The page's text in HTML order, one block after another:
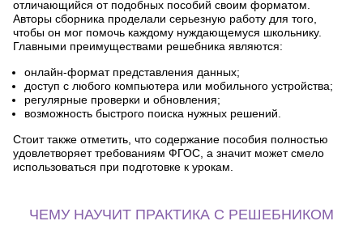
отличающийся от подобных пособий своим форматом.
Авторы сборника проделали серьезную работу для того,
чтобы он мог помочь каждому нуждающемуся школьнику.
Главными преимуществами решебника являются:
онлайн-формат представления данных;
доступ с любого компьютера или мобильного устройства;
регулярные проверки и обновления;
возможность быстрого поиска нужных решений.
Стоит также отметить, что содержание пособия полностью
удовлетворяет требованиям ФГОС, а значит может смело
использоваться при подготовке к урокам.
ЧЕМУ НАУЧИТ ПРАКТИКА С РЕШЕБНИКОМ